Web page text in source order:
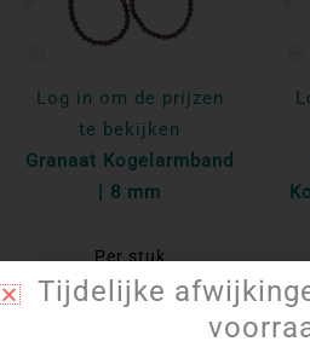
Log in om de prijzen
te bekijken
Granaat Kogelarmband
| 8 mm
Per stuk
Bekijk product
Tijdelijke